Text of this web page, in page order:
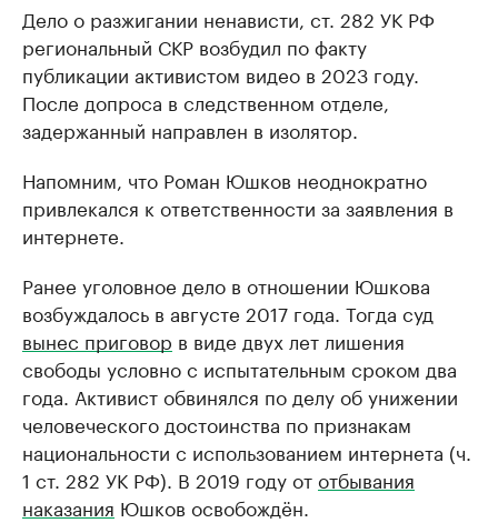
Дело о разжигании ненависти, ст. 282 УК РФ
региональный СКР возбудил по факту
публикации активистом видео в 2023 году.
После допроса в следственном отделе,
задержанный направлен в изолятор.
Напомним, что Роман Юшков неоднократно
привлекался к ответственности за заявления в
интернете.
Ранее уголовное дело в отношении Юшкова
возбуждалось в августе 2017 года. Тогда суд
вынес приговор в виде двух лет лишения
свободы условно с испытательным сроком два
года. Активист обвинялся по делу об унижении
человеческого достоинства по признакам
национальности с использованием интернета (ч.
1 ст. 282 УК РФ). В 2019 году ототбывания
наказания Юшков освобождён.